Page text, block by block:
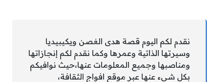
نقدم لكم اليوم قصة هدى الغصن ويكيبيديا
وسيرتها الذاتية وعمرها وكما نقدم لكم إنجازاتها
ومناصبها وجميع المعلومات عنها،حيث نوافيكم
بكل شيء عنها عبر موقع افواج الثقافة،